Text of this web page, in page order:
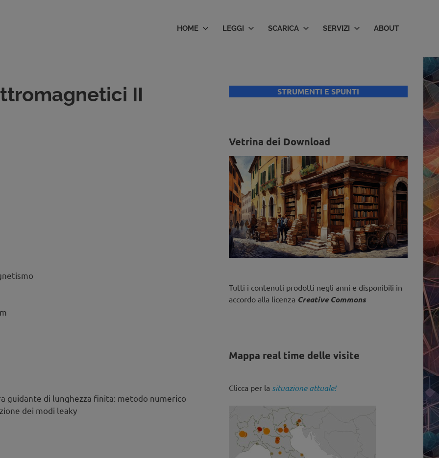
HOME LEGGI SCARICA SERVIZI ABOUT
II
guidante di lunghezza finita: metodo numerico
dei modi leaky
STRUMENTI E SPUNTI
Vetrina dei Download
Tutti i contenuti prodotti negli anni e disponibili in
accordo alla licenza Creative Commons
Mappa real time delle visite
Clicca per la situazione attuale!